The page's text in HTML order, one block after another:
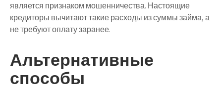
является признаком мошенничества. Настоящие
кредиторы вычитают такие расходы из суммы займа, а
не требуют оплату заранее.
Альтернативные
способы